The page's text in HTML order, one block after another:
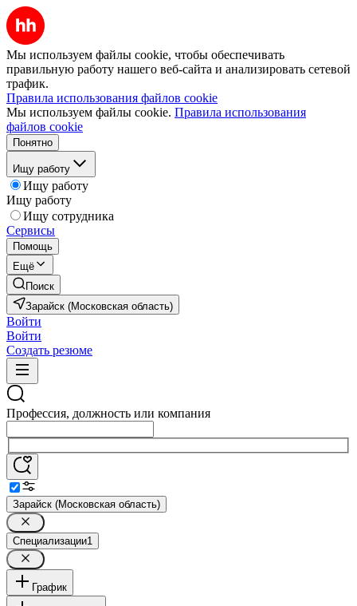
Мы используем файлы cookie, чтобы обеспечивать
правильную работу нашего веб-сайта и анализировать сетевой
трафик.
Правила использования файлов cookie
Мы используем файлы cookie. Правила использования
файлов cookie
Понятно
Ищу работу
Ищу работу
Ищу работу
Ищу сотрудника
Сервисы
Помощь
Ещё
Поиск
Зарайск (Московская область)
Войти
Войти
Создать резюме
Профессия, должность или компания
Зарайск (Московская область)
Специализации1
График